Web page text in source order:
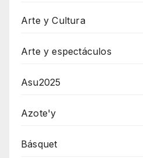
Arte y Cultura
Arte y espectáculos
Asu2025
Azote'y
Básquet